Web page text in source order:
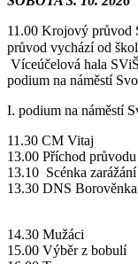
11.00 Krojový průvod
průvod vychází od
Víceúčelová hala
podium na náměstí
I. podium na náměstí
11.30 CM Vitaj
13.00 Příchod
13.10 Scénka
13.30 DNS
14.30 Mužáci
15.00 Výběr z bobulí